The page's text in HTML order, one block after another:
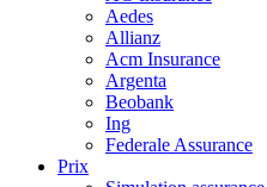
Aedes
Allianz
Acm Insurance
Argenta
Beobank
Ing
Federale Assurance
Prix